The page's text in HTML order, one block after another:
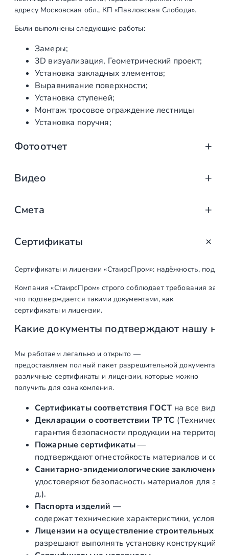
и
я
е
с
н
и
ц
ы
адресу Московская обл., КП «Павловская Слобода».
Были выполнены следующие работы:
Замеры;
3D визуализация, Геометрический проект;
Установка закладных элементов;
Выравнивание поверхности;
Установка ступеней;
Монтаж тросовое ограждение лестницы
Установка поручня;
Фотоотчет
Видео
Смета
Наименование
Кол-во
Первый этап
Выезд на объект,
согласование.
Составление
коммерческого
предложения, с
предоставлением
3D визуализации
шт
Составление
договора и
подписание
шт 1
Подготовка и
подписание
Геометрического
Проекта
шт 1
Производство
Сертификаты
Сертификаты и лицензии «СтаирсПром»: надёжность,
Компания «СтаирсПром» строго соблюдает требования
что подтверждается такими документами, как
сертификаты и лицензии.
Какие документы подтверждают нашу
Мы работаем легально и открыто —
предоставляем полный пакет разрешительной
различные сертификаты и лицензии, которые можно
получить для ознакомления.
Сертификаты соответствия ГОСТ на все виды
Декларации о соответствии ТР ТС
гарантия безопасности продукции на
Пожарные сертификаты—
подтверждают огнестойкость материалов и
Санитарно‑эпидемиологические заключения
удостоверяют безопасность материалов для
д.).
Паспорта изделий —
содержат технические характеристики,
Лицензии на осуществление строительных и
разрешают выполнять установку конструкций